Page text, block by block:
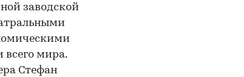
заводской
всего мира.
Стефан